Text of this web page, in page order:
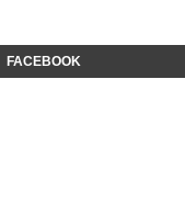
FACEBOOK